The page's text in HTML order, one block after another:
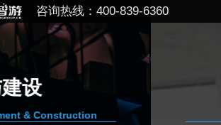
咨询热线：400-839-6360
规划与顾问
PLANNING & CONSULTING